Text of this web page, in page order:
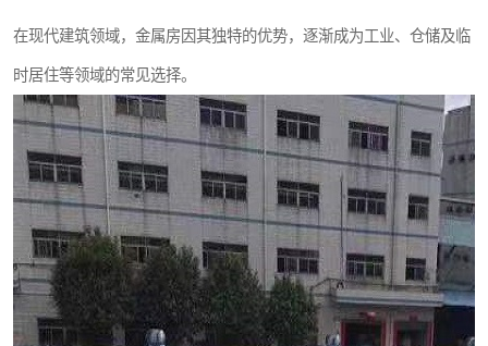
在现代建筑领域，金属房因其独特的优势，逐渐成为工业、仓储及临
时居住等领域的常见选择。